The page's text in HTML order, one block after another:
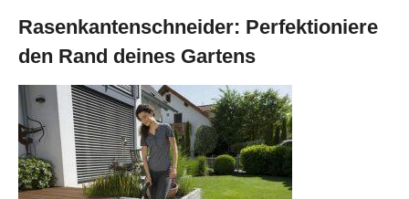
Rasenkantenschneider: Perfektioniere
den Rand deines Gartens